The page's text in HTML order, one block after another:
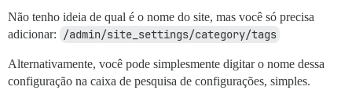
Não tenho ideia de qual é o nome do site, mas você só precisa
adicionar:
/admin/site_settings/category/tags
Alternativamente, você pode simplesmente digitar o nome dessa
configuração na caixa de pesquisa de configurações, simples.